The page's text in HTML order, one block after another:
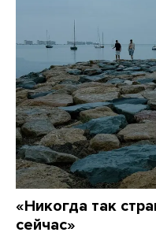
«Никогда так
сейчас»